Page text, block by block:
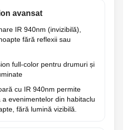
avansat
IR 940nm (invizibilă),
fără reflexii sau
full-color pentru drumuri și
cu IR 940nm permite
evenimentelor din habitaclu
fără lumină vizibilă.